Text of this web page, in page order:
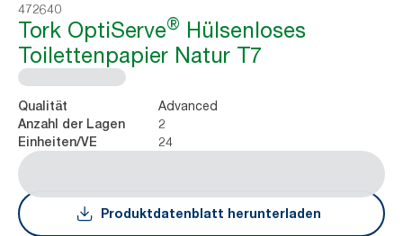
472640
Tork OptiServe® Hülsenloses
Toilettenpapier Natur T7
Qualität Advanced
Anzahl der Lagen 2
Einheiten/VE 24
Produktdatenblatt herunterladen